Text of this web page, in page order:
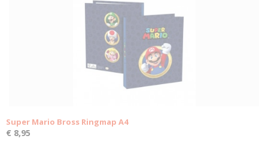
Super Mario Bross Ringmap A4
€ 8,95